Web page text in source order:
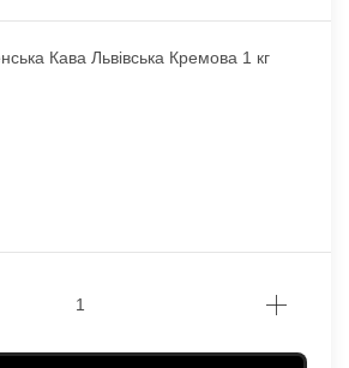
Кава Львівська Кремова 1 кг